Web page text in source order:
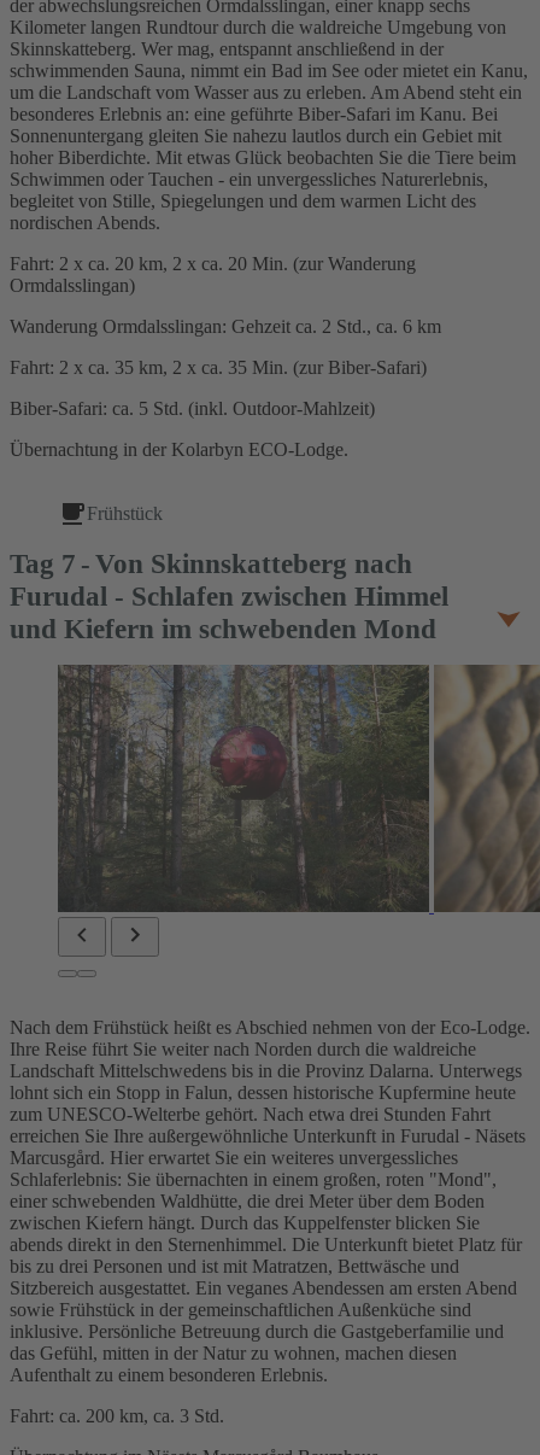
der abwechslungsreichen Ormdalsslingan, einer knapp sechs
Kilometer langen Rundtour durch die waldreiche Umgebung von
Skinnskatteberg. Wer mag, entspannt anschließend in der
schwimmenden Sauna, nimmt ein Bad im See oder mietet ein Kanu,
um die Landschaft vom Wasser aus zu erleben. Am Abend steht ein
besonderes Erlebnis an: eine geführte Biber-Safari im Kanu. Bei
Sonnenuntergang gleiten Sie nahezu lautlos durch ein Gebiet mit
hoher Biberdichte. Mit etwas Glück beobachten Sie die Tiere beim
Schwimmen oder Tauchen - ein unvergessliches Naturerlebnis,
begleitet von Stille, Spiegelungen und dem warmen Licht des
nordischen Abends.
Fahrt: 2 x ca. 20 km, 2 x ca. 20 Min. (zur Wanderung
Ormdalsslingan)
Wanderung Ormdalsslingan: Gehzeit ca. 2 Std., ca. 6 km
Fahrt: 2 x ca. 35 km, 2 x ca. 35 Min. (zur Biber-Safari)
Biber-Safari: ca. 5 Std. (inkl. Outdoor-Mahlzeit)
Übernachtung in der Kolarbyn ECO-Lodge.
Frühstück
Tag 7
Von Skinnskatteberg nach
Furudal - Schlafen zwischen Himmel
und Kiefern im schwebenden Mond
Nach dem Frühstück heißt es Abschied nehmen von der Eco-Lodge.
Ihre Reise führt Sie weiter nach Norden durch die waldreiche
Landschaft Mittelschwedens bis in die Provinz Dalarna. Unterwegs
lohnt sich ein Stopp in Falun, dessen historische Kupfermine heute
zum UNESCO-Welterbe gehört. Nach etwa drei Stunden Fahrt
erreichen Sie Ihre außergewöhnliche Unterkunft in Furudal - Näsets
Marcusgård. Hier erwartet Sie ein weiteres unvergessliches
Schlaferlebnis: Sie übernachten in einem großen, roten "Mond",
einer schwebenden Waldhütte, die drei Meter über dem Boden
zwischen Kiefern hängt. Durch das Kuppelfenster blicken Sie
abends direkt in den Sternenhimmel. Die Unterkunft bietet Platz für
bis zu drei Personen und ist mit Matratzen, Bettwäsche und
Sitzbereich ausgestattet. Ein veganes Abendessen am ersten Abend
sowie Frühstück in der gemeinschaftlichen Außenküche sind
inklusive. Persönliche Betreuung durch die Gastgeberfamilie und
das Gefühl, mitten in der Natur zu wohnen, machen diesen
Aufenthalt zu einem besonderen Erlebnis.
Fahrt: ca. 200 km, ca. 3 Std.